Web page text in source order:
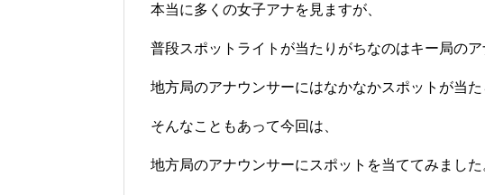
本当に多くの女子アナを見ますが、
普段スポットライトが当たりがちなのはキー局のア
地方局のアナウンサーにはなかなかスポットが当た
そんなこともあって今回は、
地方局のアナウンサーにスポットを当ててみました